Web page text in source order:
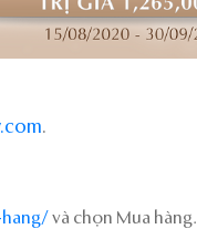
.
và chọn Mua hàng.